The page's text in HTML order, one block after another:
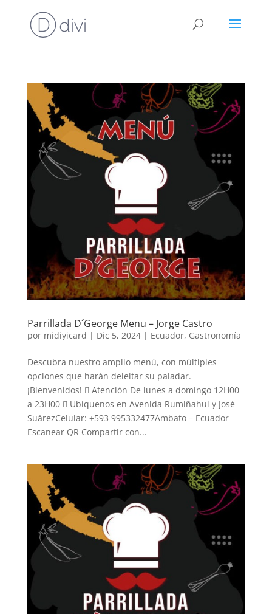
Parrillada D´George Menu – Jorge Castro
por midiyicard | Dic 5, 2024| Ecuador, Gastronomía
Descubra nuestro amplio menú, con múltiples
opciones que harán deleitar su paladar.
¡Bienvenidos!  Atención De lunes a domingo 12H00
a 23H00  Ubíquenos en Avenida Rumiñahui y José
SuárezCelular: +593 995332477Ambato – Ecuador
Escanear QR Compartir con...